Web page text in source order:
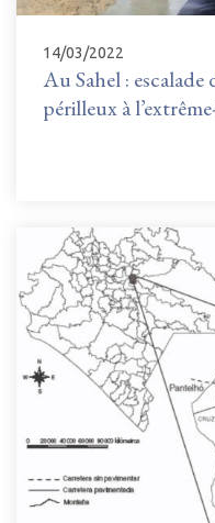
14/03/2022
Au Sahel :
périlleux à